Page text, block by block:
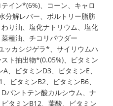
イン*(6%)、コーン、キャロ
分解レバー、ポルトリー脂肪
り油、塩化ナトリウム、塩化
種油、チコリパウダー
ッカシジゲラ*、サイリウムハ
ト抽出物*(0.05%)、ビタミン
、ビタミンD3、ビタミンE、
、ビタミンB2、ビタミンB6、
パントテン酸カルシウム、ナ
タミンB12、葉酸、ビタミン